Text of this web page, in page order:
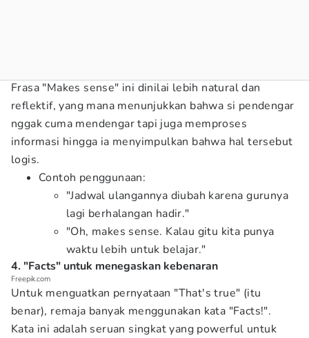
Frasa "Makes sense" ini dinilai lebih natural dan
reflektif, yang mana menunjukkan bahwa si pendengar
nggak cuma mendengar tapi juga memproses
informasi hingga ia menyimpulkan bahwa hal tersebut
logis.
Contoh penggunaan:
"Jadwal ulangannya diubah karena gurunya
lagi berhalangan hadir."
"Oh, makes sense. Kalau gitu kita punya
waktu lebih untuk belajar."
4. "Facts" untuk menegaskan kebenaran
Freepik.com
Untuk menguatkan pernyataan "That's true" (itu
benar), remaja banyak menggunakan kata "Facts!".
Kata ini adalah seruan singkat yang powerful untuk